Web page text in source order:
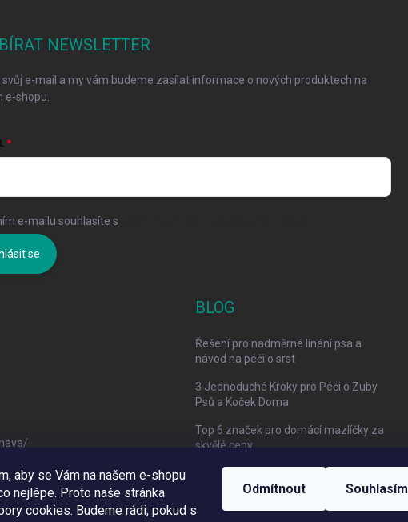
aby se Vám na našem e-shopu
nejlépe. Proto naše stránka
cookies. Budeme rádi, pokud s
Odmítnout Souhlasím
NEWSLETTER
svůj e-mail a my vám budeme zasílat informace o nových produktech na
e-shopu.
e-mailu souhlasíte s
se
BLOG
Řešení pro nadměrné línání psa a
návod na péči o srst
3 Jednoduché Kroky pro Péči o Zuby
Psů a Koček Doma
Top 6 značek pro domácí mazlíčky za
skvělé ceny